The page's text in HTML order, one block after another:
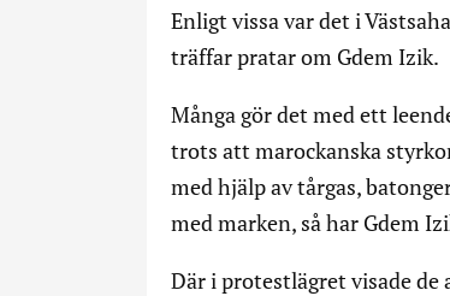
Enligt vissa var det i
träffar pratar om Gdem Izik.
Många gör det med ett
trots att marockanska
med hjälp av tårgas,
med marken, så har Gdem
Där i protestlägret visade